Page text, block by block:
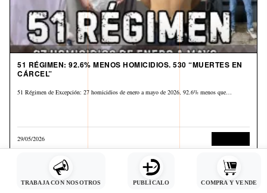
51 RÉGIMEN: 92.6% MENOS HOMICIDIOS. 530 “MUERTES EN
CÁRCEL”
51 Régimen de Excepción: 27 homicidios de enero a mayo de 2026, 92.6% menos que…
29/05/2026
TRABAJA CON NOSOTROS PUBLÍCALO COMPRA Y VENDE